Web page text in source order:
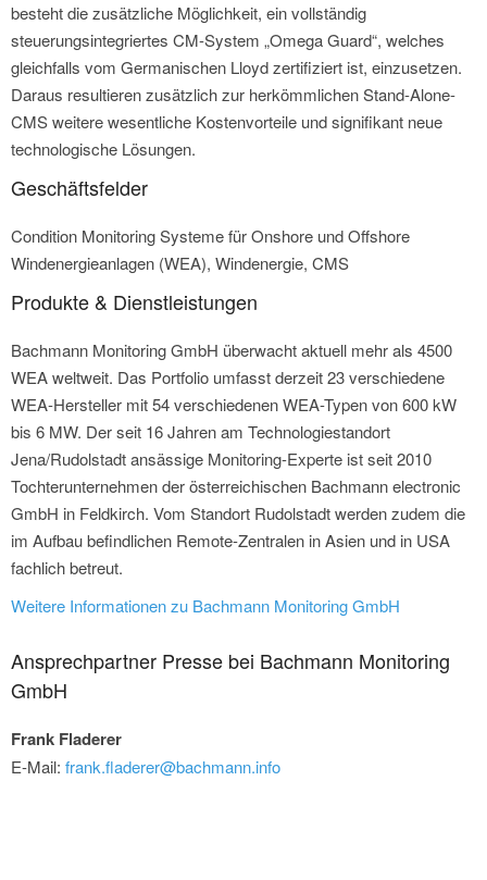
besteht die zusätzliche Möglichkeit, ein vollständig
steuerungsintegriertes CM-System „Omega Guard“, welches
gleichfalls vom Germanischen Lloyd zertifiziert ist, einzusetzen.
Daraus resultieren zusätzlich zur herkömmlichen Stand-Alone-
CMS weitere wesentliche Kostenvorteile und signifikant neue
technologische Lösungen.
Geschäftsfelder
Condition Monitoring Systeme für Onshore und Offshore
Windenergieanlagen (WEA), Windenergie, CMS
Produkte & Dienstleistungen
Bachmann Monitoring GmbH überwacht aktuell mehr als 4500
WEA weltweit. Das Portfolio umfasst derzeit 23 verschiedene
WEA-Hersteller mit 54 verschiedenen WEA-Typen von 600 kW
bis 6 MW. Der seit 16 Jahren am Technologiestandort
Jena/Rudolstadt ansässige Monitoring-Experte ist seit 2010
Tochterunternehmen der österreichischen Bachmann electronic
GmbH in Feldkirch. Vom Standort Rudolstadt werden zudem die
im Aufbau befindlichen Remote-Zentralen in Asien und in USA
fachlich betreut.
Weitere Informationen zu Bachmann Monitoring GmbH
Ansprechpartner Presse bei Bachmann Monitoring
GmbH
Frank Fladerer
E-Mail: frank.fladerer@bachmann.info